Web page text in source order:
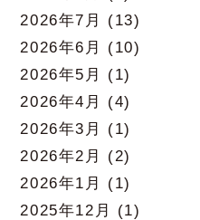
2026年7月
(13)
2026年6月
(10)
2026年5月
(1)
2026年4月
(4)
2026年3月
(1)
2026年2月
(2)
2026年1月
(1)
2025年12月
(1)